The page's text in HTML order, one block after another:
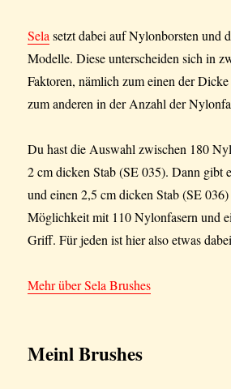
Selasetzt dabei auf Nylonborsten und
Modelle. Diese unterscheiden sich in
Faktoren, nämlich zum einen der
zum anderen in der Anzahl der
Du hast die Auswahl zwischen 180
2 cm dicken Stab (SE 035). Dann gibt
und einen 2,5 cm dicken Stab (SE
Möglichkeit mit 110 Nylonfasern und
Griff. Für jeden ist hier also etwas
Mehr über Sela Brushes
Meinl Brushes